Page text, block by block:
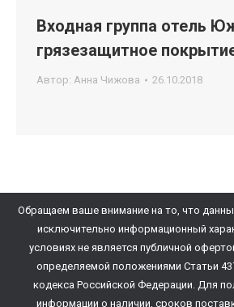
Входная группа отель
грязезащитное
Автор: Анна Чижова 26.10.2018
Обращаем ваше внимание на то, что
исключительно информационный
условиях не является публичной
определяемой положениями Статьи
кодекса Российской Федерации. Для
информации о наличии, сроков